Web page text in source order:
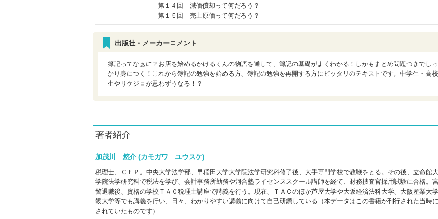
第１４回 減価償却って何だろう？
第１５回 売上原価って何だろう？
出版社・メーカーコメント
簿記ってなぁに？お店を始めるかけるくんの物語を通して、簿記の基礎がよくわかる！しかもまとめ問題つきでしっ
かり身につく！これから簿記の勉強を始める方、簿記の勉強を再開する方にピッタリのテキストです。中学生・高校
生やリケジョが思わずうなる！？
著者紹介
加茂川 悠介 (カモガワ ユウスケ)
税理士、ＣＦＰ。中央大学法学部、早稲田大学大学院法学研究科修了後、大手専門学校で教鞭をとる。その後、立命館
学院法学研究科で税法を学び、会計事務所勤務や河合塾ライセンススクール講師を経て、財務捜査官採用試験に合格。
警退職後、資格の学校ＴＡＣ税理士講座で講義を行う。現在、ＴＡＣのほか芦屋大学や大阪経済法科大学、大阪産業大
畿大学等でも講義を行い、日々、わかりやすい講義に向けて自己研鑽している（本データはこの書籍が刊行された当時
されていたものです）